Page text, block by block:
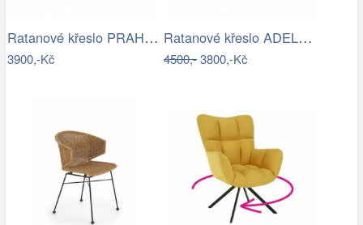
Ratanové křeslo PRAHA - banánový list
3900,-Kč
Ratanové křeslo ADELE - tmavý med
4500,-3800,-Kč